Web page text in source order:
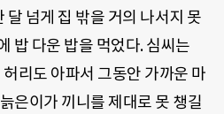
달 넘게 집 밖을 거의 나서지 못
밥 다운 밥을 먹었다.심씨는
리도 아파서 그동안 가까운 마
늙은이가 끼니를 제대로 못 챙길